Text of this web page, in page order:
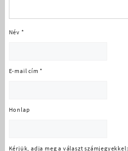
Név *
E-mail cím*
Honlap
Kérjük, adja meg a választ számjegyekkel: